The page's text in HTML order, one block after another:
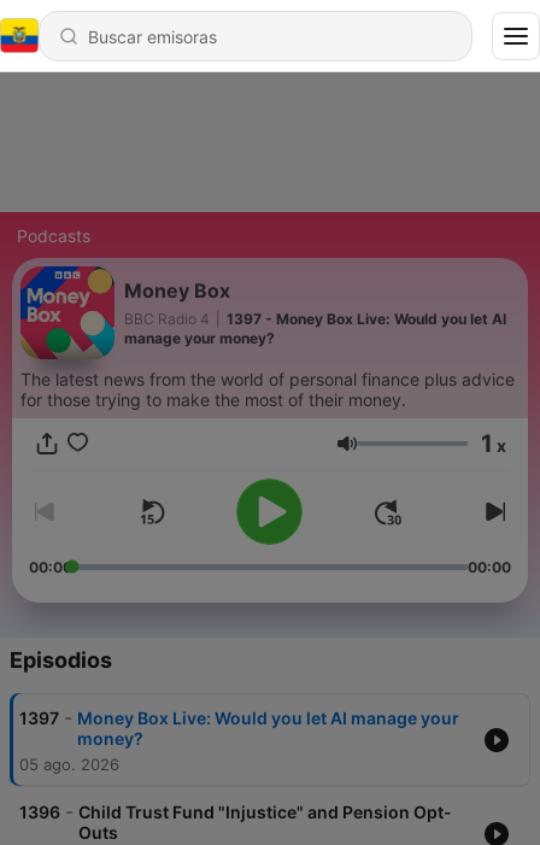
Podcasts
Money Box
BBC Radio 4
1397 - Money Box Live: Would you let AI
manage your money?
The latest news from the world of personal finance plus advice
for those trying to make the most of their money.
Volumen 1 x
00:00 00:00
Episodios
1397 - Money Box Live: Would you let AI manage your
money?
05 ago. 2026
1396 - Child Trust Fund "Injustice" and Pension Opt-
Outs